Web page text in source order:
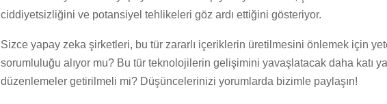
ciddiyetsizliğini ve potansiyel tehlikeleri göz ardı ettiğini gösteriyor.
Sizce yapay zeka şirketleri, bu tür zararlı içeriklerin üretilmesini önlemek için
sorumluluğu alıyor mu? Bu tür teknolojilerin gelişimini yavaşlatacak daha katı
düzenlemeler getirilmeli mi? Düşüncelerinizi yorumlarda bizimle paylaşın!